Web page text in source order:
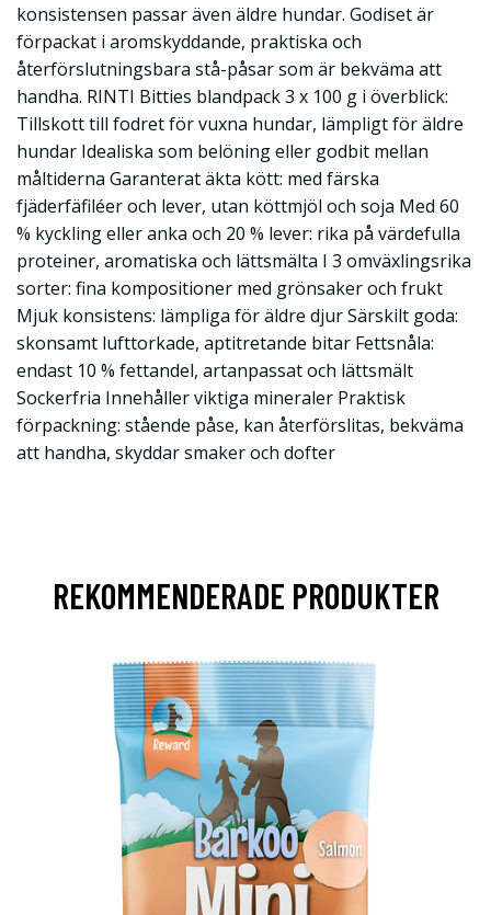
konsistensen passar även äldre hundar. Godiset är
förpackat i aromskyddande, praktiska och
återförslutningsbara stå-påsar som är bekväma att
handha. RINTI Bitties blandpack 3 x 100 g i överblick:
Tillskott till fodret för vuxna hundar, lämpligt för äldre
hundar Idealiska som belöning eller godbit mellan
måltiderna Garanterat äkta kött: med färska
fjäderfäfiléer och lever, utan köttmjöl och soja Med 60
% kyckling eller anka och 20 % lever: rika på värdefulla
proteiner, aromatiska och lättsmälta I 3 omväxlingsrika
sorter: fina kompositioner med grönsaker och frukt
Mjuk konsistens: lämpliga för äldre djur Särskilt goda:
skonsamt lufttorkade, aptitretande bitar Fettsnåla:
endast 10 % fettandel, artanpassat och lättsmält
Sockerfria Innehåller viktiga mineraler Praktisk
förpackning: stående påse, kan återförslitas, bekväma
att handha, skyddar smaker och dofter
REKOMMENDERADE PRODUKTER